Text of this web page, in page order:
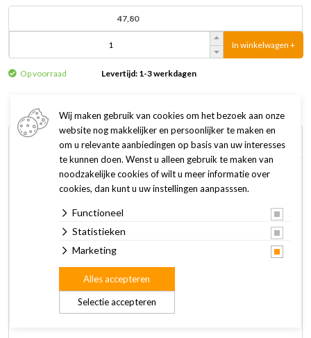
47,80
In winkelwagen +
Op voorraad Levertijd: 1-3 werkdagen
Omschrijving Specificaties
De JBL ProSilent a300 luchtpomp is gekeurd door het TV.
Met 300 l/h luchtcapaciteit en slechts 3,9 W stroomverbruik
is de pomp krachtig en biedt zekerheid door een
luchtaansluiting met schroefkoppeling.
en vibraties dempende rubberen voetjes zorgen voor een
gereduceerde geluidsontwikkeling. Het apparaat beschikt
over een terugslagventiel.
Wij maken gebruik van cookies om het bezoek aan onze
website nog makkelijker en persoonlijker te maken en
om u relevante aanbiedingen op basis van uw interesses
te kunnen doen. Wenst u alleen gebruik te maken van
noodzakelijke cookies of wilt u meer informatie over
cookies, dan kunt u uw instellingen aanpasssen.
Functioneel
Statistieken
Marketing
Selectie accepteren
Alles accepteren